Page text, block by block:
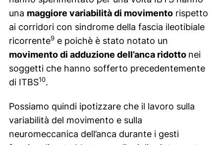
una maggiore variabilità di movimentorispetto
ai corridori con sindrome della fascia ileotibiale
ricorrente9e poichè è stato notato un
movimento di adduzione dell’anca ridotto nei
soggetti che hanno sofferto precedentemente
di ITBS10.
Possiamo quindi ipotizzare che il lavoro sulla
variabilità del movimento e sulla
neuromeccanica dell’anca durante i gesti